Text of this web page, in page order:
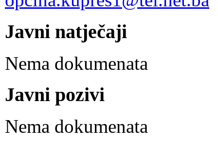
Javni natječaji
Nema dokumenata
Javni pozivi
Nema dokumenata